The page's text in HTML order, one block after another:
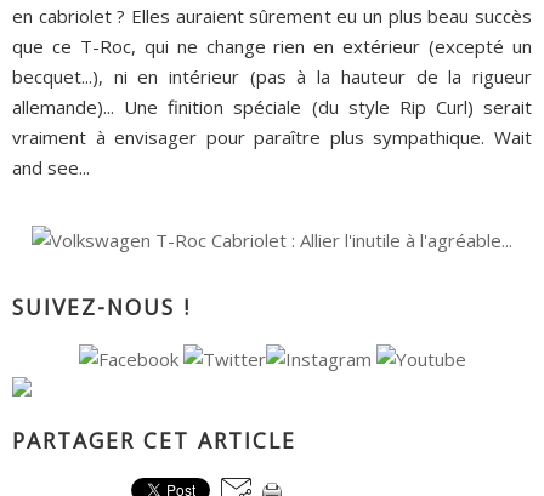
en cabriolet ? Elles auraient sûrement eu un plus beau succès
que ce T-Roc, qui ne change rien en extérieur (excepté un
becquet...), ni en intérieur (pas à la hauteur de la rigueur
allemande)... Une finition spéciale (du style Rip Curl) serait
vraiment à envisager pour paraître plus sympathique. Wait
and see...
SUIVEZ-NOUS !
PARTAGER CET ARTICLE